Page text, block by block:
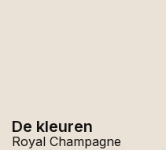
De kleuren
Royal Champagne